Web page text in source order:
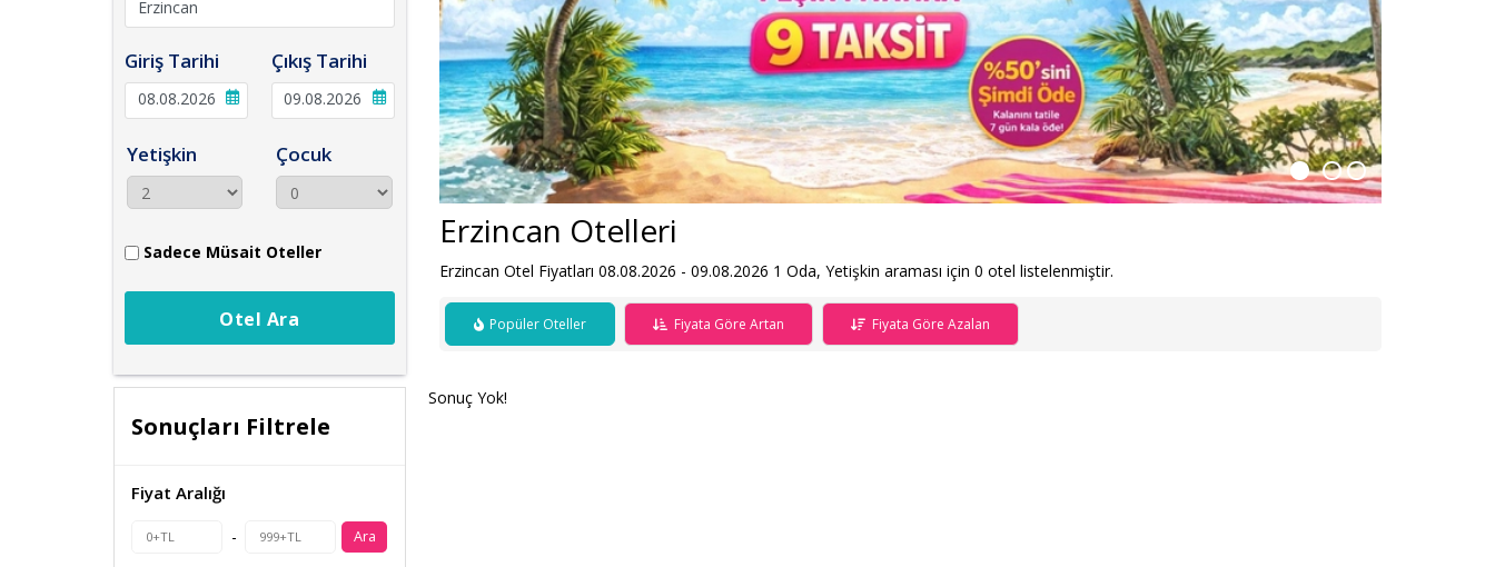
Giriş Tarihi Çıkış Tarihi
Yetişkin Çocuk
Sadece Müsait Oteller
Otel Ara
Sonuçları Filtrele
Fiyat Aralığı
- Ara
Erzincan Otelleri
Erzincan Otel Fiyatları 08.08.2026 - 09.08.2026 1 Oda, Yetişkin araması için 0 otel listelenmiştir.
Popüler Oteller Fiyata Göre Artan Fiyata Göre Azalan
Sonuç Yok!